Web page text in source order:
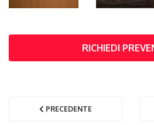
RICHIEDI
PRECEDENTE